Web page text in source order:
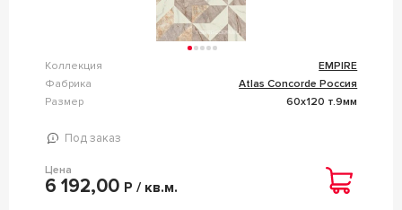
Коллекция
EMPIRE
Фабрика
Atlas Concorde Россия
Размер
60x120 т.9мм
Под заказ
Цена
6 192,00 Р / кв.м.